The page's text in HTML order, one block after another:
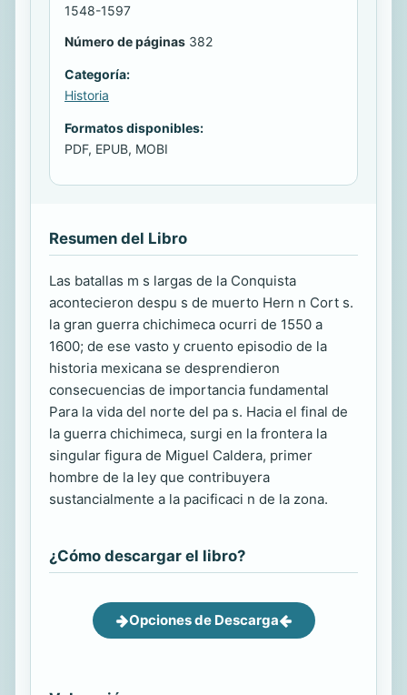
1548-1597
Número de páginas 382
Categoría:
Historia
Formatos disponibles:
PDF, EPUB, MOBI
Resumen del Libro
Las batallas m s largas de la Conquista
acontecieron despu s de muerto Hern n Cort s.
la gran guerra chichimeca ocurri de 1550 a
1600; de ese vasto y cruento episodio de la
historia mexicana se desprendieron
consecuencias de importancia fundamental
Para la vida del norte del pa s. Hacia el final de
la guerra chichimeca, surgi en la frontera la
singular figura de Miguel Caldera, primer
hombre de la ley que contribuyera
sustancialmente a la pacificaci n de la zona.
¿Cómo descargar el libro?
Opciones de Descarga